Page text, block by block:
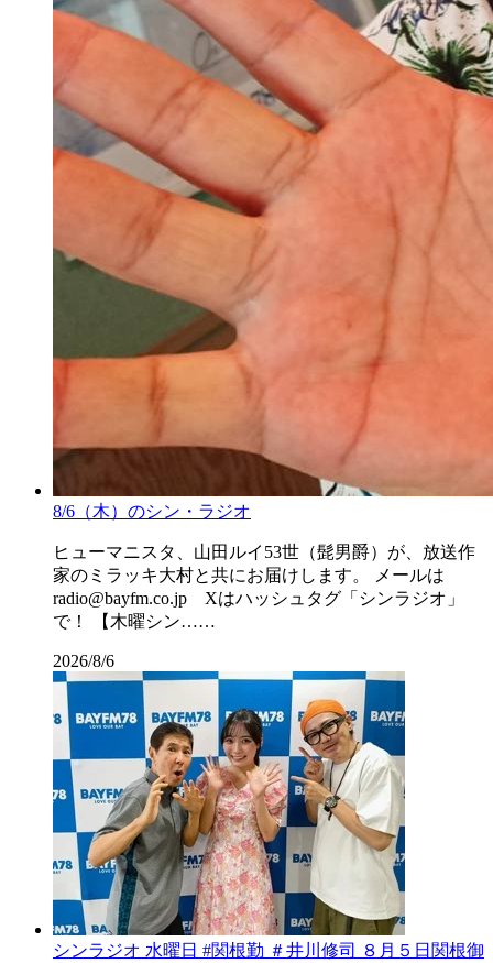
8/6（木）のシン・ラジオ
ヒューマニスタ、山田ルイ53世（髭男爵）が、放送作
家のミラッキ大村と共にお届けします。 メールは
radio@bayfm.co.jp Xはハッシュタグ「シンラジオ」
で！ 【木曜シン……
2026/8/6
シンラジオ 水曜日 #関根勤 ＃井川修司 ８月５日関根御